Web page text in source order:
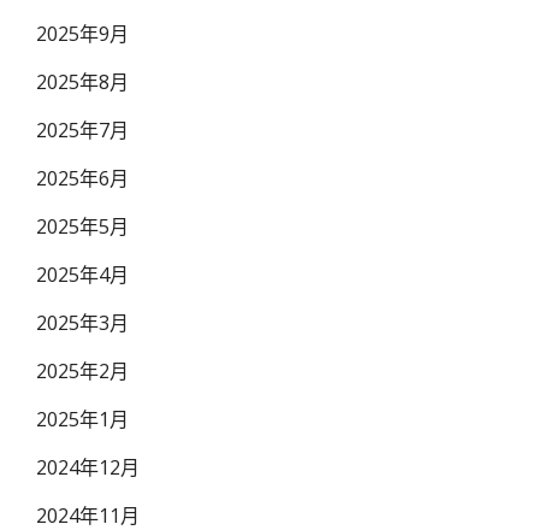
2025年9月
2025年8月
2025年7月
2025年6月
2025年5月
2025年4月
2025年3月
2025年2月
2025年1月
2024年12月
2024年11月